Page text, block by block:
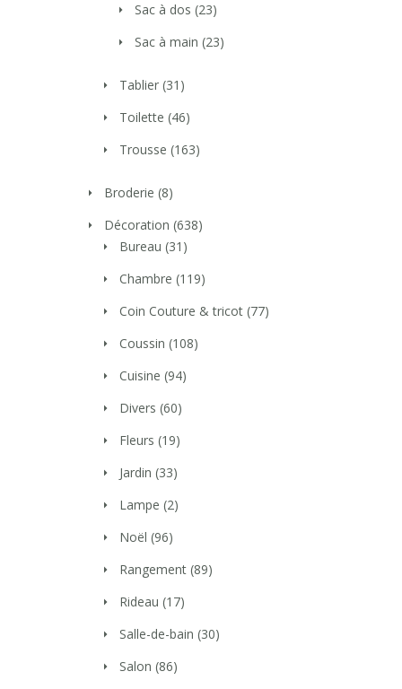
Sac à dos (23)
Sac à main (23)
Tablier (31)
Toilette (46)
Trousse (163)
Broderie (8)
Décoration (638)
Bureau (31)
Chambre (119)
Coin Couture & tricot (77)
Coussin (108)
Cuisine (94)
Divers (60)
Fleurs (19)
Jardin (33)
Lampe (2)
Noël (96)
Rangement (89)
Rideau (17)
Salle-de-bain (30)
Salon (86)